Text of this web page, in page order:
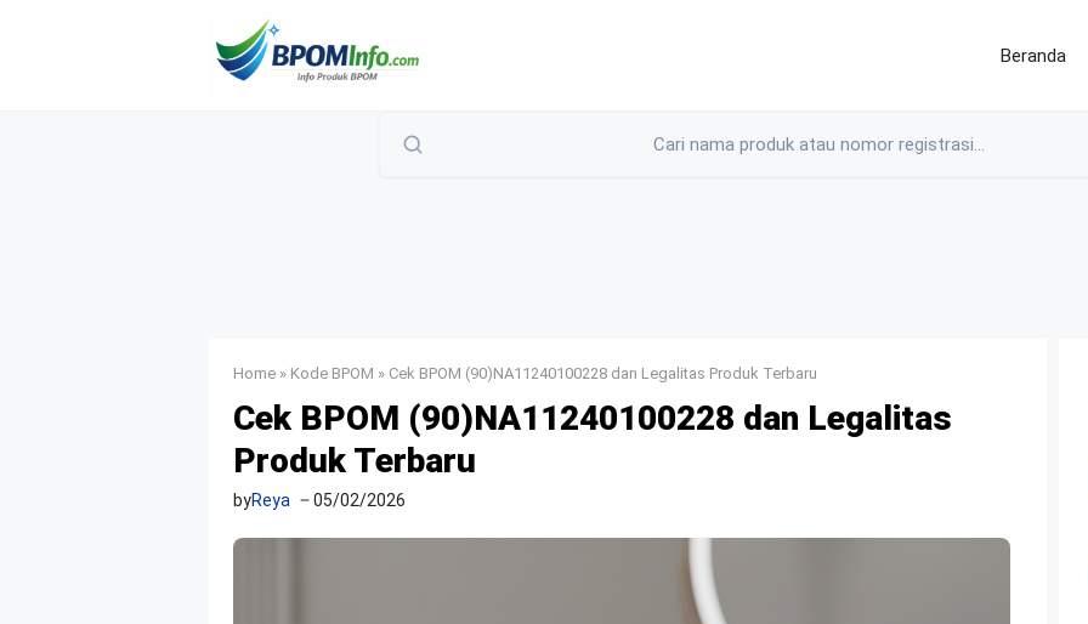
Beranda
Home » Kode BPOM » Cek BPOM (90)NA11240100228 dan Legalitas Produk Terbaru
Cek BPOM (90)NA11240100228 dan Legalitas
Produk Terbaru
byReya 05/02/2026